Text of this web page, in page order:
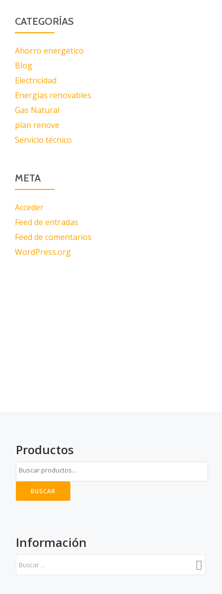
CATEGORÍAS
Ahorro energetico
Blog
Electricidad
Energías renovables
Gas Natural
plan renove
Servicio técnico
META
Acceder
Feed de entradas
Feed de comentarios
WordPress.org
Productos
BUSCAR
Información